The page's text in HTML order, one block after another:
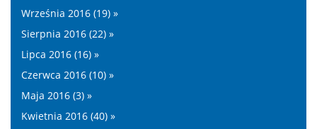
Września 2016 (19) »
Sierpnia 2016 (22) »
Lipca 2016 (16) »
Czerwca 2016 (10) »
Maja 2016 (3) »
Kwietnia 2016 (40) »